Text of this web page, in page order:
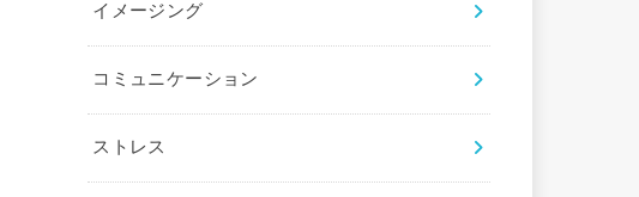
イメージング
コミュニケーション
ストレス